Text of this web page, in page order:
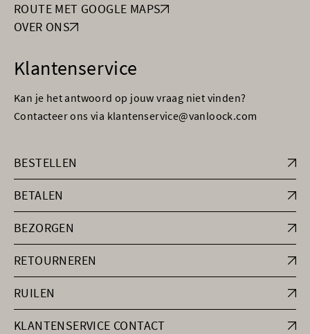
ROUTE MET GOOGLE MAPS
OVER ONS
Klantenservice
Kan je het antwoord op jouw vraag niet vinden?
Contacteer ons via klantenservice@vanloock.com
BESTELLEN
BETALEN
BEZORGEN
RETOURNEREN
RUILEN
KLANTENSERVICE CONTACT